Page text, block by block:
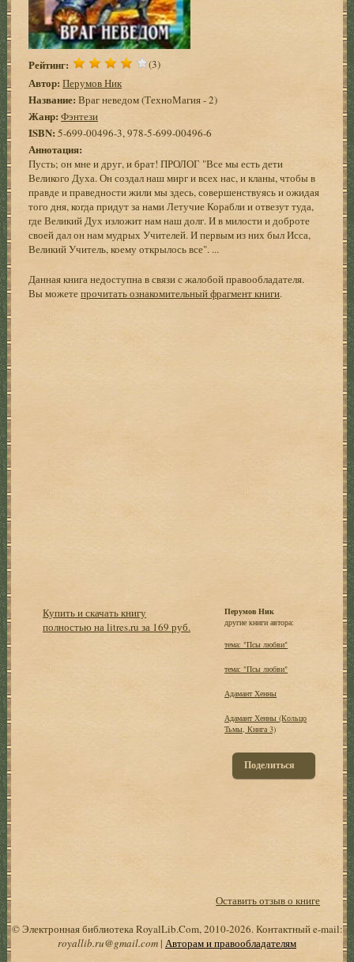
Рейтинг: (3)
Автор: Перумов Ник
Название: Враг неведом (ТехноМагия - 2)
Жанр: Фэнтези
ISBN: 5-699-00496-3, 978-5-699-00496-6
Аннотация:
Пусть; он мне и друг, и брат! ПРОЛОГ "Все мы есть дети
Великого Духа. Он создал наш мирг и всех нас, и кланы, чтобы в
правде и праведности жили мы здесь, совершенствуясь и ожидая
того дня, когда придут за нами Летучие Корабли и отвезут туда,
где Великий Дух изложит нам наш долг. И в милости и доброте
своей дал он нам мудрых Учителей. И первым из них был Исса,
Великий Учитель, коему открылось все". ...
Данная книга недоступна в связи с жалобой правообладателя.
Вы можетепрочитать ознакомительный фрагмент книги.
Купить и скачать книгу
полностью на litres.ru за 169 руб.
Перумов Ник
другие книги автора:
тема: "Псы любви"
тема: "Псы любви"
Адамант Хенны
Адамант Хенны (Кольцо
Тьмы, Книга 3)
Поделиться
Оставить отзыв о книге
© Электронная библиотека RoyalLib.Com, 2010-2026. Контактный e-mail:
royallib.ru@gmail.com| Авторам и правообладателям